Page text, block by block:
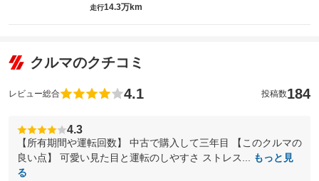
走行14.3万km
クルマのクチコミ
レビュー総合 4.1 投稿数184
4.3
【所有期間や運転回数】 中古で購入して三年目 【このクルマの
良い点】 可愛い見た目と運転のしやすさ ストレス...
もっと見
る